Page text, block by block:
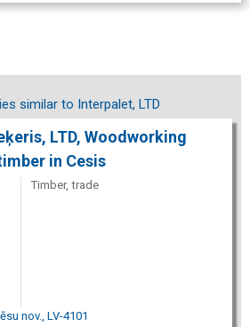
similar to Interpalet, LTD
LTD, Woodworking
in Cesis
Timber, trade
nov., LV-4101